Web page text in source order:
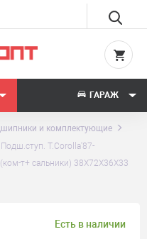
ГАРАЖ
и комплектующие
Подш.ступ. T.Corolla'87-
т+ сальники) 38Х72Х36Х33
Есть в наличии